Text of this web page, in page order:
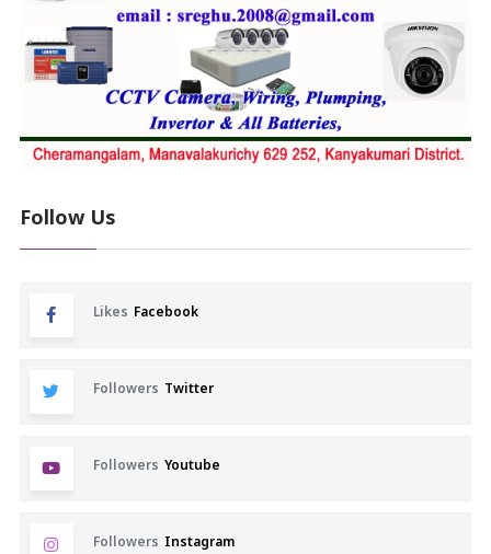
Follow Us
Likes Facebook
Followers Twitter
Followers Youtube
Followers Instagram